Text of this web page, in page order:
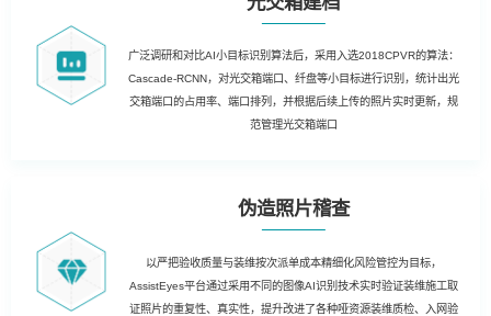
广泛调研和对比AI小目标识别算法后，采用入选2018CPVR的算法：
Cascade-RCNN，对光交箱端口、纤盘等小目标进行识别，统计出光
交箱端口的占用率、端口排列，并根据后续上传的照片实时更新，规
范管理光交箱端口
伪造照片稽查
以严把验收质量与装维按次派单成本精细化风险管控为目标，
AssistEyes平台通过采用不同的图像AI识别技术实时验证装维施工取
证照片的重复性、真实性，提升改进了各种哑资源装维质检、入网验